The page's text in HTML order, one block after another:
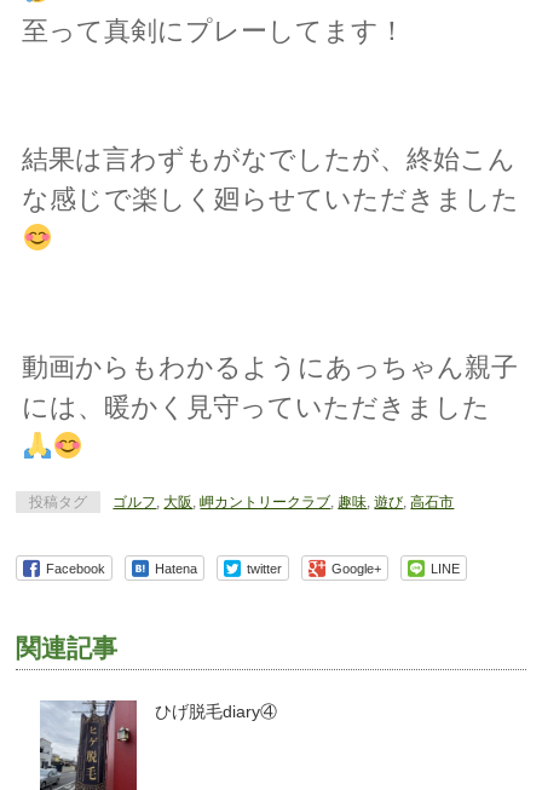
至って真剣にプレーしてます！
結果は言わずもがなでしたが、終始こん
な感じで楽しく廻らせていただきました
動画からもわかるようにあっちゃん親子
には、暖かく見守っていただきました
投稿タグ ゴルフ,大阪,岬カントリークラブ, 趣味,遊び,高石市
Facebook Hatena twitter Google+ LINE
関連記事
ひげ脱毛diary④